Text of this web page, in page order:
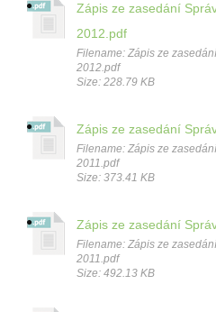
Zápis ze zasedání
2012.pdf
Filename: Zápis ze
2012.pdf
Size: 228.79 KB
Zápis ze zasedání
Filename: Zápis ze
2011.pdf
Size: 373.41 KB
Zápis ze zasedání
Filename: Zápis ze
2011.pdf
Size: 492.13 KB